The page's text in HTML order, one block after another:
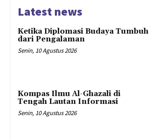
Latest news
Ketika Diplomasi Budaya Tumbuh
dari Pengalaman
Senin, 10 Agustus 2026
Kompas Ilmu Al-Ghazali di
Tengah Lautan Informasi
Senin, 10 Agustus 2026